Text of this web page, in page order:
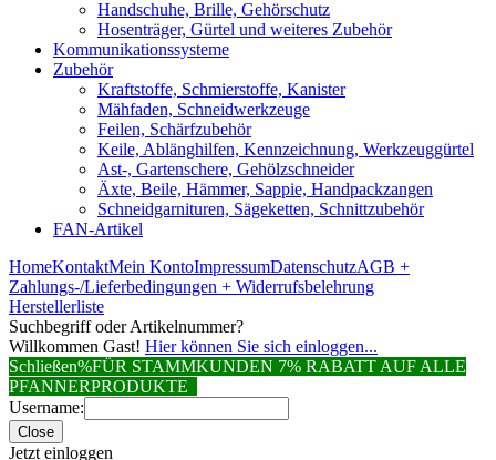
Handschuhe, Brille, Gehörschutz
Hosenträger, Gürtel und weiteres Zubehör
Kommunikationssysteme
Zubehör
Kraftstoffe, Schmierstoffe, Kanister
Mähfaden, Schneidwerkzeuge
Feilen, Schärfzubehör
Keile, Ablänghilfen, Kennzeichnung, Werkzeuggürtel
Ast-, Gartenschere, Gehölzschneider
Äxte, Beile, Hämmer, Sappie, Handpackzangen
Schneidgarnituren, Sägeketten, Schnittzubehör
FAN-Artikel
HomeKontaktMein KontoImpressumDatenschutzAGB +
Zahlungs-/Lieferbedingungen + Widerrufsbelehrung
Herstellerliste
Suchbegriff oder Artikelnummer?
Willkommen Gast! Hier können Sie sich einloggen...
Schließen%FÜR STAMMKUNDEN 7% RABATT AUF ALLE
PFANNERPRODUKTE
Username:
Close
Jetzt einloggen